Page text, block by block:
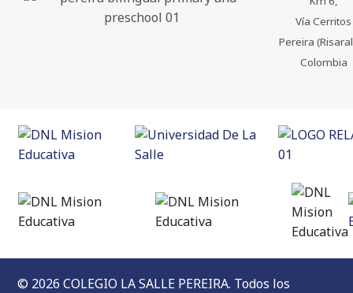
Vía Cerritos
Pereira
Colombia
© 2026 COLEGIO LA SALLE PEREIRA. Todos los